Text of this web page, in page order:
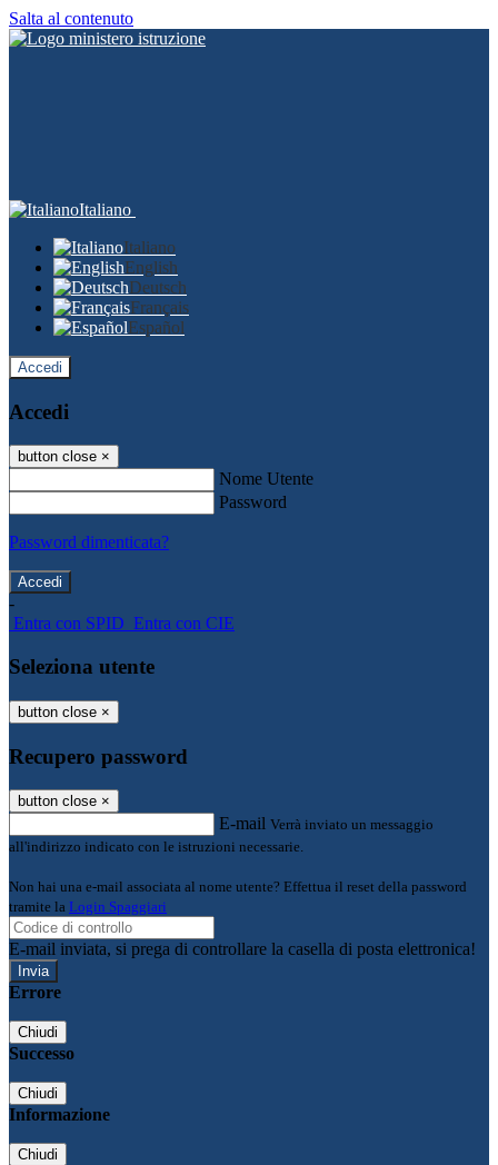
Salta al contenuto
Italiano
Italiano
English
Deutsch
Français
Español
Accedi
Accedi
button close ×
Nome Utente
Password
Password dimenticata?
-
Entra con SPID Entra con CIE
Seleziona utente
button close ×
Recupero password
button close ×
E-mail Verrà inviato un messaggio
all'indirizzo indicato con le istruzioni necessarie.
Non hai una e-mail associata al nome utente? Effettua il reset della password
tramite la Login Spaggiari
E-mail inviata, si prega di controllare la casella di posta elettronica!
Errore
Chiudi
Successo
Chiudi
Informazione
Chiudi